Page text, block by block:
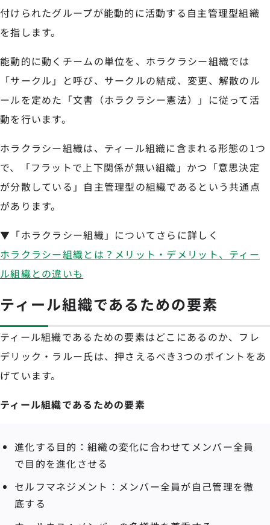
付けられたグループが能動的に活動する自主管理型組織
を指します。
能動的に動くチームの単位を、ホラクラシー組織では
「サークル」と呼び、サークルの結成、変更、解散のル
ールを定めた「文書（ホラクラシー憲法）」に従って活
動を行います。
ホラクラシー組織は、ティール組織に含まれる形態の1つ
で、「フラットで上下関係が無い組織」かつ「意思決定
が分散している」自主管理型の組織であるという共通点
があります。
▼「ホラクラシー組織」についてさらに詳しく
ホラクラシー組織とは？メリット・デメリット、ティー
ル組織との違いも
ティール組織であるための要素
ティール組織であるための要素はどこにあるのか、フレ
デリック・ラルー氏は、押さえるべき3つのポイントをあ
げています。
ティール組織であるための要素
進化する目的：組織の変化に合わせてメンバー全員
で目的を進化させる
セルフマネジメント：メンバー全員が自己管理を徹
底する